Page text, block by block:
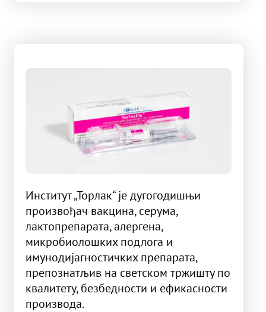
Институт „Торлак“ је дугогодишњи
произвођач вакцина, серума,
лактопрепарата, алергена,
микробиолошких подлога и
имунодијагностичких препарата,
препознатљив на светском тржишту по
квалитету, безбедности и ефикасности
производа.